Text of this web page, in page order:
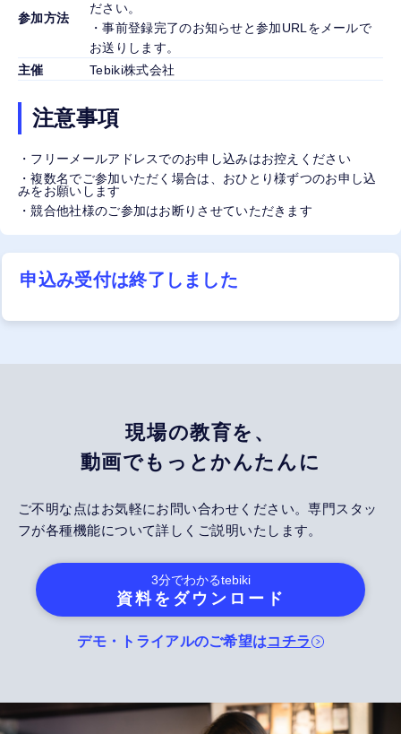
参加方法
ださい。
・事前登録完了のお知らせと参加URLをメールで
お送りします。
主催
Tebiki株式会社
注意事項
・フリーメールアドレスでのお申し込みはお控えください
・複数名でご参加いただく場合は、おひとり様ずつのお申し込
みをお願いします
・競合他社様のご参加はお断りさせていただきます
申込み受付は終了しました
現場の教育を、
動画でもっとかんたんに
ご不明な点はお気軽にお問い合わせください。専門スタッ
フが各種機能について詳しくご説明いたします。
3分でわかるtebiki
資料をダウンロード
デモ・トライアルのご希望はコチラ